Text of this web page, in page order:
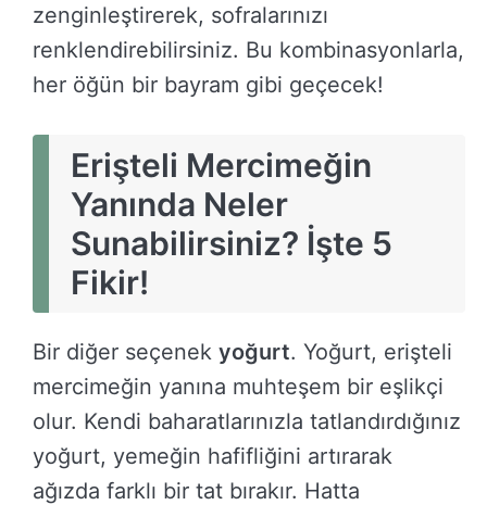
zenginleştirerek, sofralarınızı
renklendirebilirsiniz. Bu kombinasyonlarla,
her öğün bir bayram gibi geçecek!
Erişteli Mercimeğin
Yanında Neler
Sunabilirsiniz? İşte 5
Fikir!
Bir diğer seçenek yoğurt. Yoğurt, erişteli
mercimeğin yanına muhteşem bir eşlikçi
olur. Kendi baharatlarınızla tatlandırdığınız
yoğurt, yemeğin hafifliğini artırarak
ağızda farklı bir tat bırakır. Hatta